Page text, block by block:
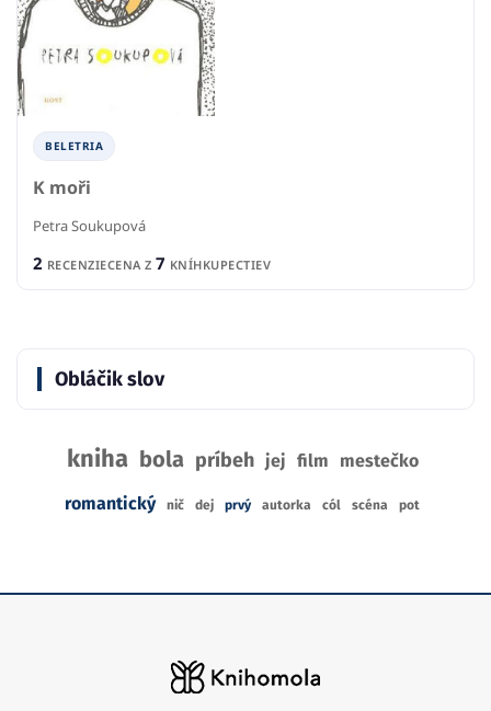
BELETRIA
K moři
Petra Soukupová
2 RECENZIECENA Z 7 KNÍHKUPECTIEV
Obláčik slov
kniha bola príbeh jej film mestečko
romantický nič dej prvý autorka cól scéna pot